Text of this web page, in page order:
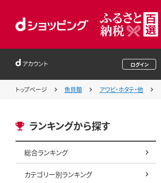
アカウント ログイン
トップページ 魚貝類 アワビ・ホタテ・他
ランキングから探す
総合ランキング
カテゴリー別ランキング